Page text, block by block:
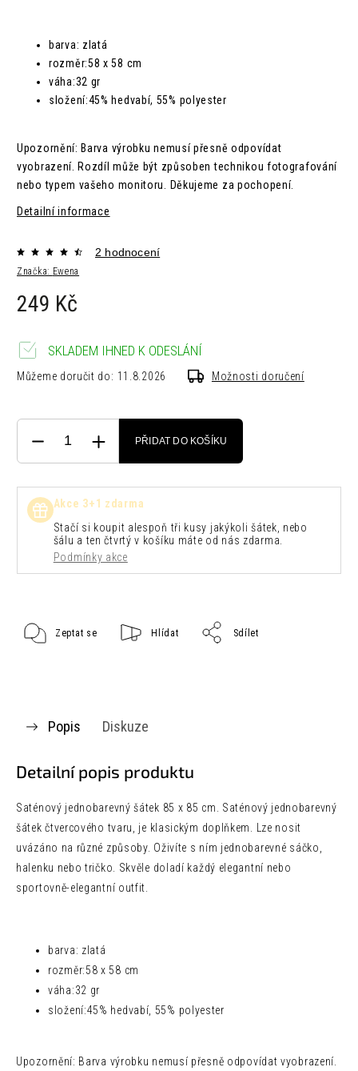
barva: zlatá
rozměr:58 x 58 cm
váha:32 gr
složení:45% hedvabí, 55% polyester
Upozornění: Barva výrobku nemusí přesně odpovídat
vyobrazení. Rozdíl může být způsoben technikou fotografování
nebo typem vašeho monitoru. Děkujeme za pochopení.
Detailní informace
Značka: Ewena
2 hodnocení
249 Kč
SKLADEM IHNED K ODESLÁNÍ
Můžeme doručit do: 11.8.2026 Možnosti doručení
PŘIDAT DO KOŠÍKU
Akce 3+1 zdarma
Stačí si koupit alespoň tři kusy jakýkoli šátek, nebo
šálu a ten čtvrtý v košíku máte od nás zdarma.
Podmínky akce
Zeptat se Hlídat Sdílet
Popis Diskuze
Detailní popis produktu
Saténový jednobarevný šátek 85 x 85 cm. Saténový jednobarevný
šátek čtvercového tvaru, je klasickým doplňkem. Lze nosit
uvázáno na různé způsoby. Oživíte s ním jednobarevné sáčko,
halenku nebo tričko. Skvěle doladí každý elegantní nebo
sportovně-elegantní outfit.
barva: zlatá
rozměr:58 x 58 cm
váha:32 gr
složení:45% hedvabí, 55% polyester
Upozornění: Barva výrobku nemusí přesně odpovídat vyobrazení.